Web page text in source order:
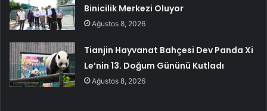
Binicilik Merkezi Oluyor
Ağustos 8, 2026
Tianjin Hayvanat Bahçesi Dev Panda Xi
Le’nin 13. Doğum Gününü Kutladı
Ağustos 8, 2026